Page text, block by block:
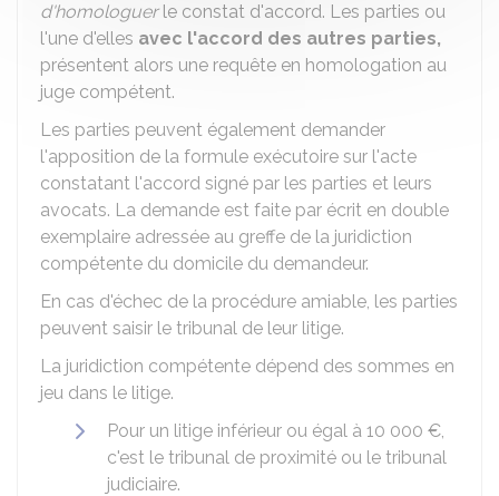
d'homologuerle constat d'accord. Les parties ou
l'une d'elles avec l'accord des autres parties,
présentent alors une requête en homologation au
juge compétent.
Les parties peuvent également demander
l'apposition de la formule exécutoire sur l'acte
constatant l'accord signé par les parties et leurs
avocats. La demande est faite par écrit en double
exemplaire adressée au greffe de la juridiction
compétente du domicile du demandeur.
En cas d'échec de la procédure amiable, les parties
peuvent saisir le tribunal de leur litige.
La juridiction compétente dépend des sommes en
jeu dans le litige.
Pour un litige inférieur ou égal à 10 000 €,
c'est le tribunal de proximité ou le tribunal
judiciaire.